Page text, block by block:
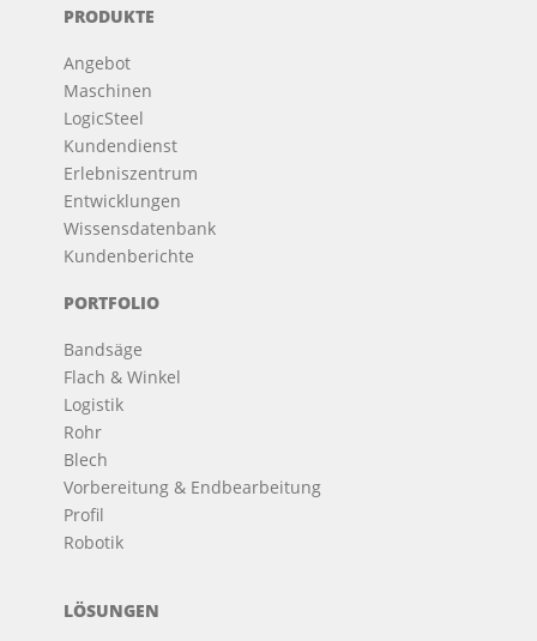
PRODUKTE
Angebot
Maschinen
LogicSteel
Kundendienst
Erlebniszentrum
Entwicklungen
Wissensdatenbank
Kundenberichte
PORTFOLIO
Bandsäge
Flach & Winkel
Logistik
Rohr
Blech
Vorbereitung & Endbearbeitung
Profil
Robotik
LÖSUNGEN